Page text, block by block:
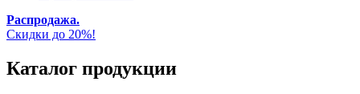
Распродажа.
Скидки до 20%!
Каталог продукции